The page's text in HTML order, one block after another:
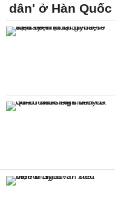
dân' ở Hàn Quốc